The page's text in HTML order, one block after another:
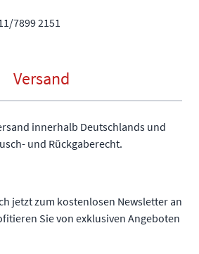
7899 2151
Versand
innerhalb Deutschlands und
und Rückgaberecht.
jetzt zum kostenlosen Newsletter an
Sie von exklusiven Angeboten